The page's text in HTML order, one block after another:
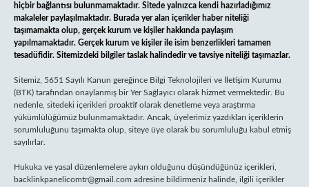
hiçbir bağlantısı bulunmamaktadır. Sitede yalnızca kendi hazırladığımız
makaleler paylaşılmaktadır. Burada yer alan içerikler haber niteliği
taşımamakta olup, gerçek kurum ve kişiler hakkında paylaşım
yapılmamaktadır. Gerçek kurum ve kişiler ile isim benzerlikleri tamamen
tesadüfidir. Sitemizdeki bilgiler taslak halindedir ve tavsiye niteliği taşımazlar.
Sitemiz, 5651 Sayılı Kanun gereğince Bilgi Teknolojileri ve İletişim Kurumu
(BTK) tarafından onaylanmış bir Yer Sağlayıcı olarak hizmet vermektedir. Bu
nedenle, sitedeki içerikleri proaktif olarak denetleme veya araştırma
yükümlülüğümüz bulunmamaktadır. Ancak, üyelerimiz yazdıkları içeriklerin
sorumluluğunu taşımakta olup, siteye üye olarak bu sorumluluğu kabul etmiş
sayılırlar.
Hukuka ve yasal düzenlemelere aykırı olduğunu düşündüğünüz içerikleri,
backlinkpanelicomtr@gmail.com adresine bildirmeniz halinde, ilgili içerikler